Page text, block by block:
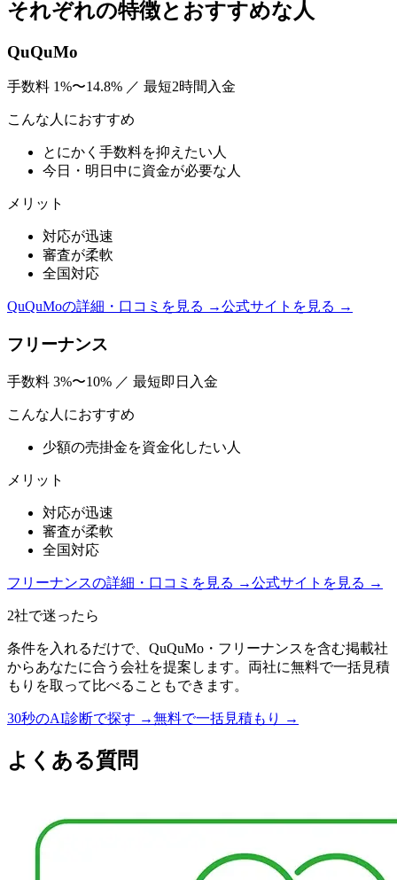
それぞれの特徴とおすすめな人
QuQuMo
手数料 1%〜14.8% ／ 最短2時間入金
こんな人におすすめ
とにかく手数料を抑えたい人
今日・明日中に資金が必要な人
メリット
対応が迅速
審査が柔軟
全国対応
QuQuMoの詳細・口コミを見る →公式サイトを見る →
フリーナンス
手数料 3%〜10% ／ 最短即日入金
こんな人におすすめ
少額の売掛金を資金化したい人
メリット
対応が迅速
審査が柔軟
全国対応
フリーナンスの詳細・口コミを見る →公式サイトを見る →
2社で迷ったら
条件を入れるだけで、 QuQuMo ・ フリーナンス を含む掲載社
からあなたに合う会社を提案します。両社に無料で一括見積
もりを取って比べることもできます。
30秒のAI診断で探す →無料で一括見積もり →
よくある質問